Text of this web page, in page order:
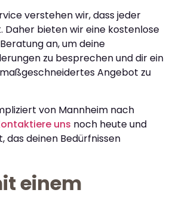
verstehen wir, dass jeder
Daher bieten wir eine kostenlose
an, um deine
zu besprechen und dir ein
Angebot zu
von Mannheim nach
uns noch heute und
das deinen Bedürfnissen
einem